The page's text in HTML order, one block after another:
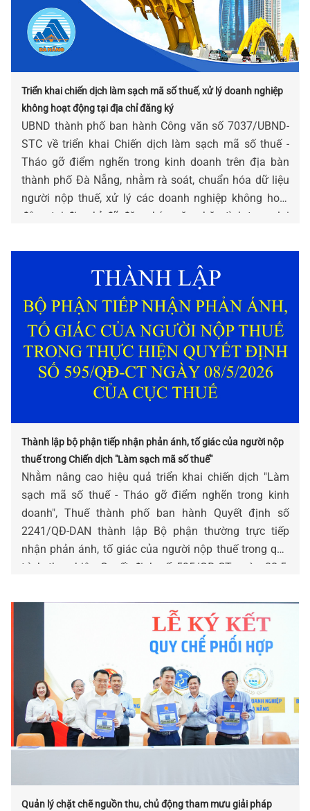
Triển khai chiến dịch làm sạch mã số thuế, xử lý doanh nghiệp
không hoạt động tại địa chỉ đăng ký
UBND thành phố ban hành Công văn số 7037/UBND-
STC về triển khai Chiến dịch làm sạch mã số thuế -
Tháo gỡ điểm nghẽn trong kinh doanh trên địa bàn
thành phố Đà Nẵng, nhằm rà soát, chuẩn hóa dữ liệu
người nộp thuế, xử lý các doanh nghiệp không hoạt
động tại địa chỉ đã đăng ký, ngăn chặn tình trạng lợi
dựng môi trường kinh doanh minh bạch, lành mạnh.
Thành lập bộ phận tiếp nhận phản ánh, tố giác của người nộp
thuế trong Chiến dịch "Làm sạch mã số thuế"
Nhằm nâng cao hiệu quả triển khai chiến dịch "Làm
sạch mã số thuế - Tháo gỡ điểm nghẽn trong kinh
doanh", Thuế thành phố ban hành Quyết định số
2241/QĐ-DAN thành lập Bộ phận thường trực tiếp
nhận phản ánh, tố giác của người nộp thuế trong quá
trình thực hiện Quyết định số 595/QĐ-CT ngày 08-5-
Quản lý chặt chẽ nguồn thu, chủ động tham mưu giải pháp